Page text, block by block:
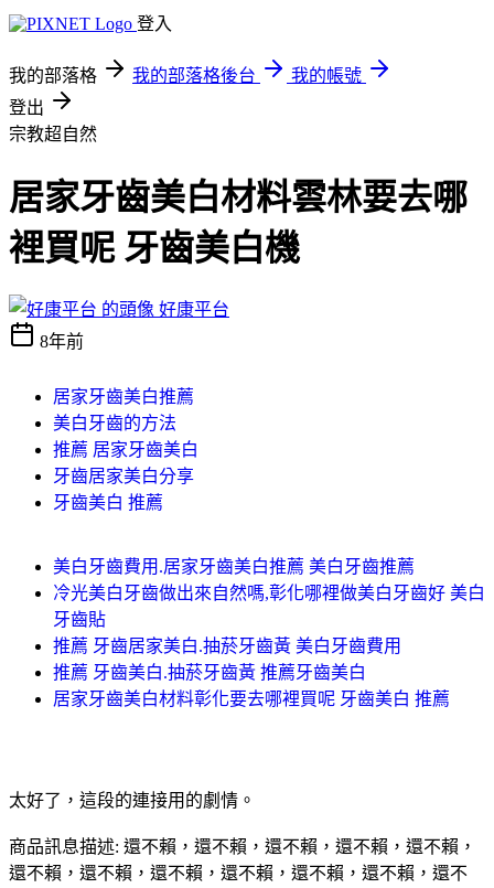
登入
我的部落格 我的部落格後台
我的帳號
登出
宗教超自然
居家牙齒美白材料雲林要去哪
裡買呢 牙齒美白機
好康平台
8年前
居家牙齒美白推薦
美白牙齒的方法
推薦 居家牙齒美白
牙齒居家美白分享
牙齒美白 推薦
美白牙齒費用.居家牙齒美白推薦 美白牙齒推薦
冷光美白牙齒做出來自然嗎,彰化哪裡做美白牙齒好 美白
牙齒貼
推薦 牙齒居家美白.抽菸牙齒黃 美白牙齒費用
推薦 牙齒美白.抽菸牙齒黃 推薦牙齒美白
居家牙齒美白材料彰化要去哪裡買呢 牙齒美白 推薦
太好了，這段的連接用的劇情。
商品訊息描述: 還不賴，還不賴，還不賴，還不賴，還不賴，
還不賴，還不賴，還不賴，還不賴，還不賴，還不賴，還不